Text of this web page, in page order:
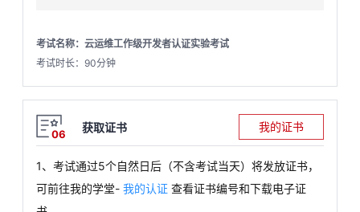
考试名称：云运维工作级开发者认证实验考试
考试时长：90分钟
06 获取证书 我的证书
1、考试通过5个自然日后（不含考试当天）将发放证书，
可前往我的学堂- 我的认证 查看证书编号和下载电子证